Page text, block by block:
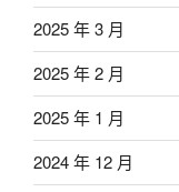
2025 年 3 月
2025 年 2 月
2025 年 1 月
2024 年 12 月